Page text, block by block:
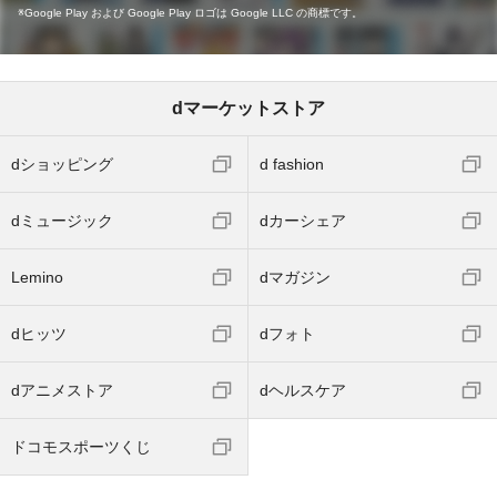
Google Play および Google Play ロゴは Google LLC の商標です。
dマーケットストア
dショッピング d fashion
dミュージック dカーシェア
Lemino dマガジン
dヒッツ dフォト
dアニメストア dヘルスケア
ドコモスポーツくじ